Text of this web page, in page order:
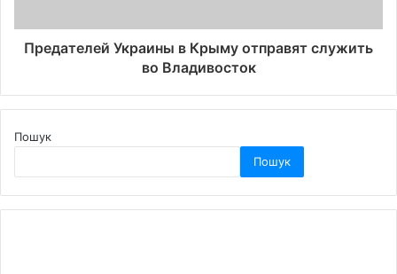
Предателей Украины в Крыму отправят служить
во Владивосток
Пошук
Пошук